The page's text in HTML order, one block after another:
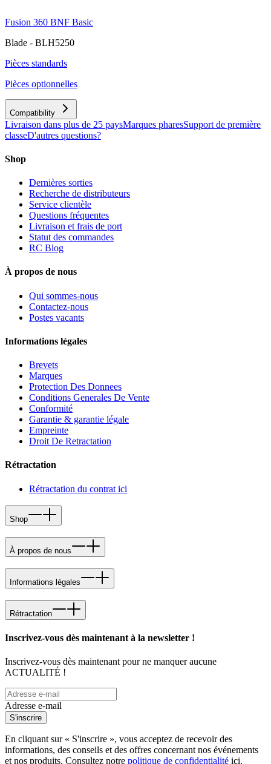
Fusion 360 BNF Basic
Blade - BLH5250
Pièces standards
Pièces optionnelles
Compatibility
Livraison dans plus de 25 paysMarques pharesSupport de première
classeD'autres questions?
Shop
Dernières sorties
Recherche de distributeurs
Service clientèle
Questions fréquentes
Livraison et frais de port
Statut des commandes
RC Blog
À propos de nous
Qui sommes-nous
Contactez-nous
Postes vacants
Informations légales
Brevets
Marques
Protection Des Donnees
Conditions Generales De Vente
Conformité
Garantie & garantie légale
Empreinte
Droit De Retractation
Rétractation
Rétractation du contrat ici
Shop
À propos de nous
Informations légales
Rétractation
Inscrivez-vous dès maintenant à la newsletter !
Inscrivez-vous dès maintenant pour ne manquer aucune
ACTUALITÉ !
Adresse e-mail
S'inscrire
En cliquant sur « S'inscrire », vous acceptez de recevoir des
informations, des conseils et des offres concernant nos événements
et nos produits. Consultez notre politique de confidentialité ici.